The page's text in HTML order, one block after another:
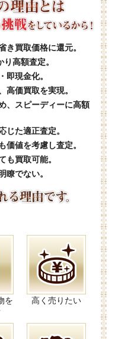
き買取価格に還元。
高額査定。
即現金化。
高価買取を実現。
、スピーディーに高額
じた適正査定。
価値を考慮し査定。
も買取可能。
瞭でない。
を
高く売りたい